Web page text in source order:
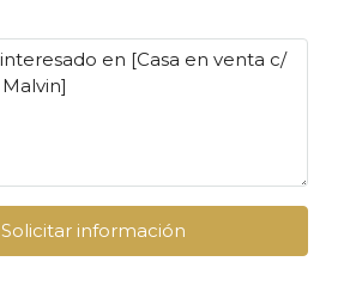
Solicitar información